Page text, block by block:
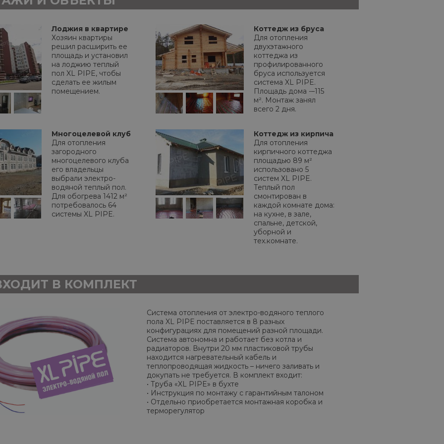
Лоджия в квартире
Хозяин квартиры
решил расширить ее
площадь и установил
на лоджию теплый
пол XL PIPE, чтобы
сделать ее жилым
помещением.
Коттедж из бруса
Для отопления
двухэтажного
коттеджа из
профилированного
бруса используется
система XL PIPE.
Площадь дома -–115
м². Монтаж занял
всего 2 дня.
Многоцелевой клуб
Для отопления
загородного
многоцелевого клуба
его владельцы
выбрали электро-
водяной теплый пол.
Для обогрева 1412 м²
потребовалось 64
системы XL PIPE.
Коттедж из кирпича
Для отопления
кирпичного коттеджа
площадью 89 м²
использовано 5
систем XL PIPE.
Теплый пол
смонтирован в
каждой комнате дома:
на кухне, в зале,
спальне, детской,
уборной и
тех.комнате.
В КОМПЛЕКТ
Система отопления от электро-водяного теплого
пола XL PIPE поставляется в 8 разных
конфигурациях для помещений разной площади.
Система автономна и работает без котла и
радиаторов. Внутри 20 мм пластиковой трубы
находится нагревательный кабель и
теплопроводящая жидкость – ничего заливать и
докупать не требуется. В комплект входит:
• Труба «XL PIPE» в бухте
• Инструкция по монтажу с гарантийным талоном
• Отдельно приобретается монтажная коробка и
терморегулятор